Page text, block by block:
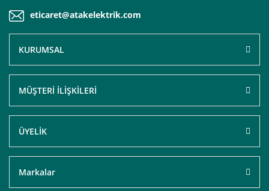
eticaret@atakelektrik.com
KURUMSAL
MÜŞTERİ İLİŞKİLERİ
ÜYELİK
Markalar